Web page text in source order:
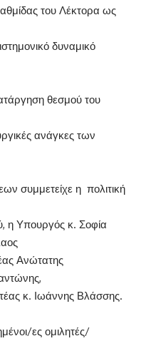
του Λέκτορα ως
δυναμικό
θεσμού του
ανάγκες των
συμμετείχε η πολιτική
η Υπουργός κ. Σοφία
Ανώτατης
κ. Ιωάννης Βλάσσης.
ες ομιλητές/